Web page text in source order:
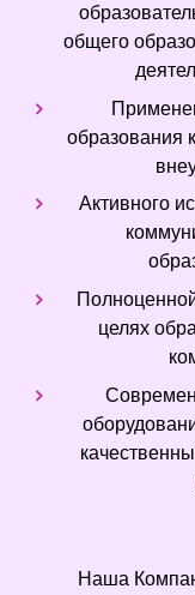
общего
образования
Активного
целях
Наша